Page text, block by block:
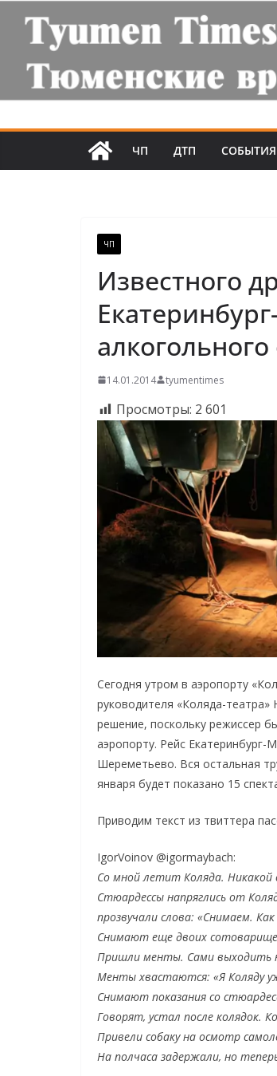
ЧП ДТП СОБЫТИЯ
ЧП
Известного
14.01.2014 tyumentimes
Просмотры: 2 601
Сегодня утром в аэропорту
руководителя «Коляда-
решение, поскольку режиссер
аэропорту. Рейс Екатеринбург-
Шереметьево. Вся остальная
января будет показано 15
Приводим текст из твиттера
IgorVoinov ‏@igormaybach:
Со мной летит Коляда. Никакой
Стюардессы напряглись от
прозвучали слова: «Снимаем.
Снимают еще двоих
Пришли менты. Сами выходить
Менты хвастаются: «Я Коляду
Снимают показания со
Говорят, устал после колядок.
Привели собаку на осмотр
На полчаса задержали, но